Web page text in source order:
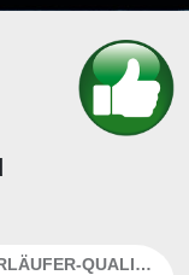
DAUERLÄUFER-QUALITÄTEN